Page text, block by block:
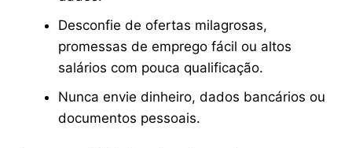
Desconfie de ofertas milagrosas,
promessas de emprego fácil ou altos
salários com pouca qualificação.
Nunca envie dinheiro, dados bancários ou
documentos pessoais.